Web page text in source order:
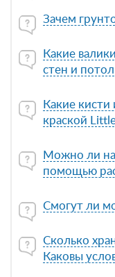
Зачем
Какие
стен и
Какие кисти
краской
Можно ли
помощью
Смогут ли
Сколько
Каковы